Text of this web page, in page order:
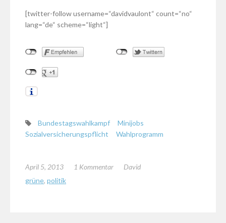
[twitter-follow username=“davidvaulont“ count=“no“
lang=“de“ scheme=“light“]
Bundestagswahlkampf
Minijobs
Sozialversicherungspflicht
Wahlprogramm
April 5, 2013 1 Kommentar
David
grüne, politik